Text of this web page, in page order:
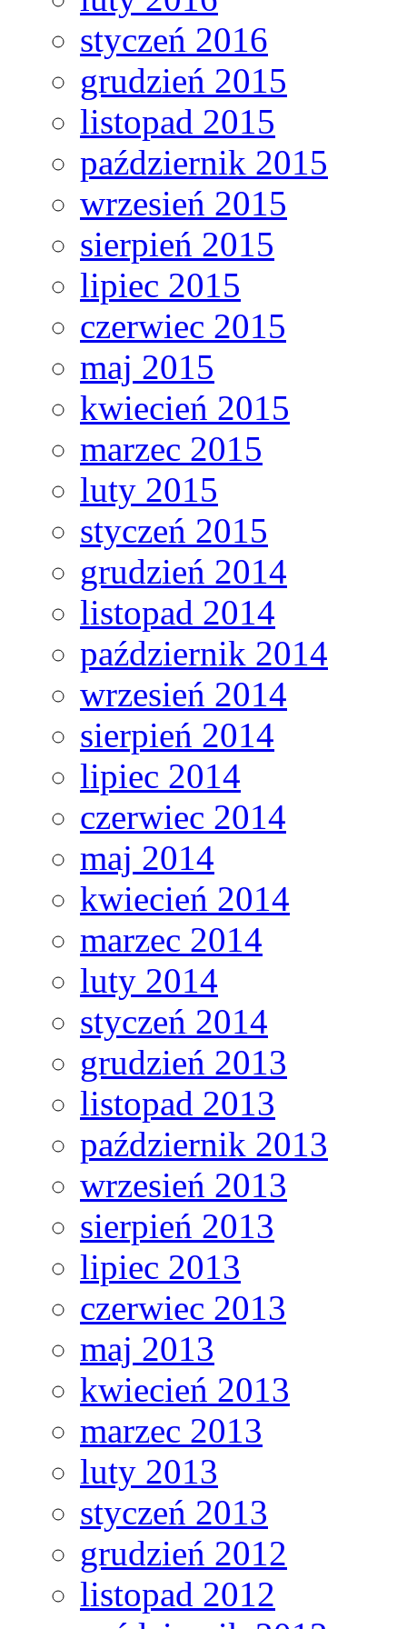
styczeń 2016
grudzień 2015
listopad 2015
październik 2015
wrzesień 2015
sierpień 2015
lipiec 2015
czerwiec 2015
maj 2015
kwiecień 2015
marzec 2015
luty 2015
styczeń 2015
grudzień 2014
listopad 2014
październik 2014
wrzesień 2014
sierpień 2014
lipiec 2014
czerwiec 2014
maj 2014
kwiecień 2014
marzec 2014
luty 2014
styczeń 2014
grudzień 2013
listopad 2013
październik 2013
wrzesień 2013
sierpień 2013
lipiec 2013
czerwiec 2013
maj 2013
kwiecień 2013
marzec 2013
luty 2013
styczeń 2013
grudzień 2012
listopad 2012